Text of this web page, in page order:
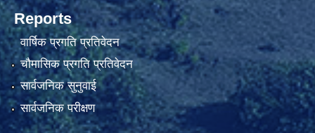
Reports
वार्षिक प्रगति प्रतिवेदन
चौमासिक प्रगति प्रतिवेदन
सार्वजनिक सुनुवाई
सार्वजनिक परीक्षण